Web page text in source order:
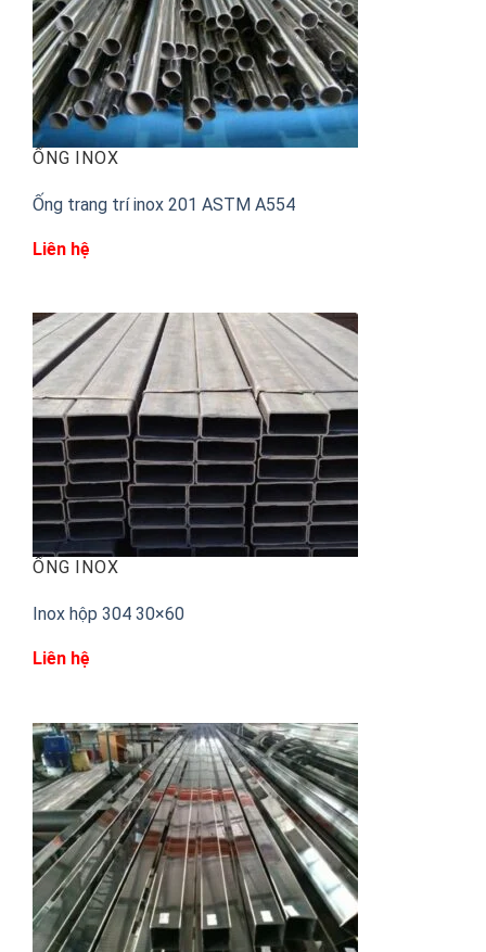
ỐNG INOX
Ống trang trí inox 201 ASTM A554
Liên hệ
ỐNG INOX
Inox hộp 304 30×60
Liên hệ